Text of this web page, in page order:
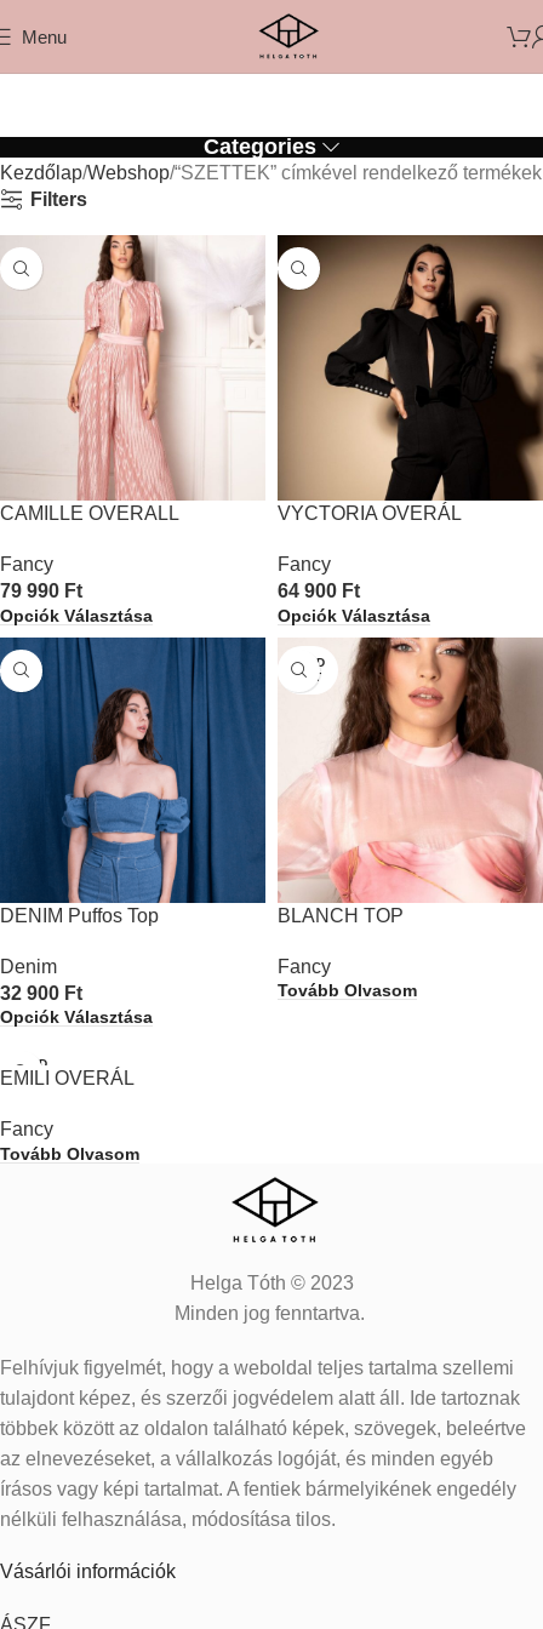
Menu
Categories
Kezdőlap Webshop “SZETTEK” címkével rendelkező termékek
Filters
CAMILLE OVERALL
Fancy
79 990 Ft
Opciók Választása
VYCTORIA OVERÁL
Fancy
64 900 Ft
Opciók Választása
DENIM Puffos Top
Denim
32 900 Ft
Opciók Választása
SOLD
OUT
BLANCH TOP
Fancy
Tovább Olvasom
SOLD
OUT
EMILI OVERÁL
Fancy
Tovább Olvasom
Helga Tóth © 2023
Minden jog fenntartva.
Felhívjuk figyelmét, hogy a weboldal teljes tartalma szellemi
tulajdont képez, és szerzői jogvédelem alatt áll. Ide tartoznak
többek között az oldalon található képek, szövegek, beleértve
az elnevezéseket, a vállalkozás logóját, és minden egyéb
írásos vagy képi tartalmat. A fentiek bármelyikének engedély
nélküli felhasználása, módosítása tilos.
Vásárlói információk